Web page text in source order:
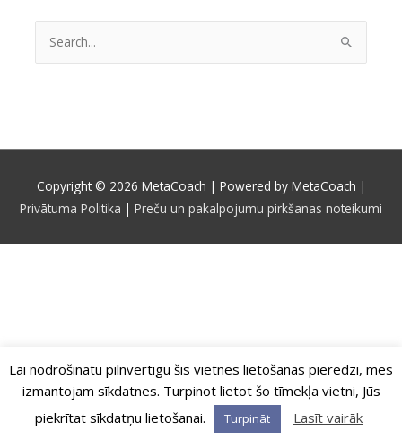
Search
for:
Copyright © 2026 MetaCoach | Powered by MetaCoach |
Privātuma Politika | Preču un pakalpojumu pirkšanas noteikumi
Lai nodrošinātu pilnvērtīgu šīs vietnes lietošanas pieredzi, mēs
izmantojam sīkdatnes. Turpinot lietot šo tīmekļa vietni, Jūs
piekrītat sīkdatņu lietošanai.
Turpināt Lasīt vairāk